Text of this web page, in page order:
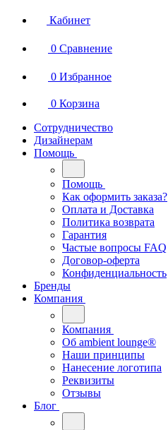
Кабинет
0 Сравнение
0 Избранное
0 Корзина
Сотрудничество
Дизайнерам
Помощь
Помощь
Как оформить заказа?
Оплата и Доставка
Политика возврата
Гарантия
Частые вопросы FAQ
Договор-оферта
Конфиденциальность
Бренды
Компания
Компания
Oб ambient lounge®
Наши принципы
Нанесение логотипа
Реквизиты
Отзывы
Блог